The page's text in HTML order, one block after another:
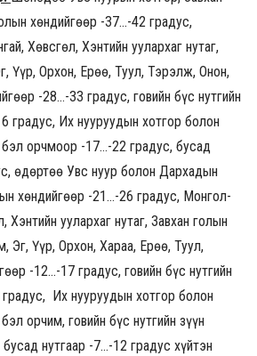
хөндийгөөр -37…-42 градус,
Хөвсгөл, Хэнтийн уулархаг нутаг,
Үүр, Орхон, Ерөө, Туул, Тэрэлж, Онон,
-28…-33 градус, говийн бүс нутгийн
градус, Их нууруудын хотгор болон
бэл орчмоор -17…-22 градус, бусад
өдөртөө Увс нуур болон Дархадын
хөндийгөөр -21…-26 градус, Монгол-
Хэнтийн уулархаг нутаг, Завхан голын
Эг, Үүр, Орхон, Хараа, Ерөө, Туул,
-12…-17 градус, говийн бүс нутгийн
Их нууруудын хотгор болон
орчим, говийн бүс нутгийн зүүн
нутгаар -7…-12 градус хүйтэн